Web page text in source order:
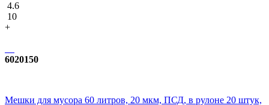
4.6
10
+
6020150
Мешки для мусора 60 литров, 20 мкм, ПСД, в рулоне 20 штук,